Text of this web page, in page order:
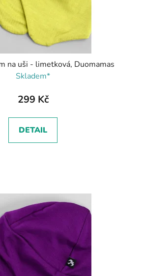
na uši - limetková, Duomamas
Skladem*
299 Kč
DETAIL